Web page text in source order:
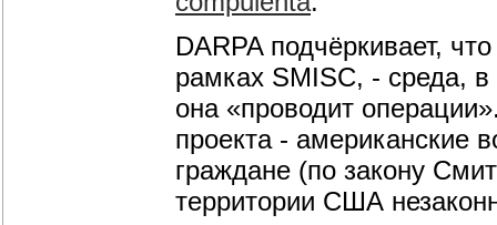
DARPA подчёркивает,
рамках SMISC, - среда,
она «проводит
проекта - американские
граждане (по закону
территории США